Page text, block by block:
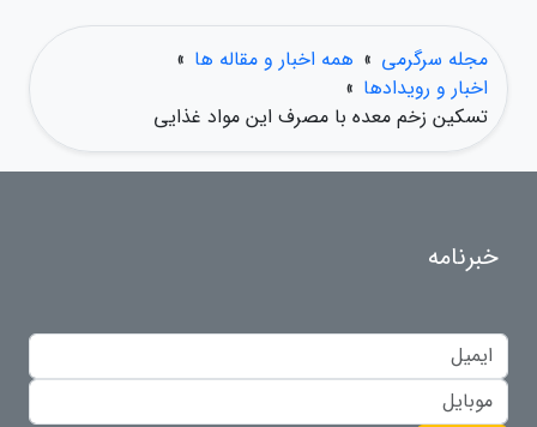
مجله سرگرمی » همه اخبار و مقاله ها »
اخبار و رویدادها »
تسکین زخم معده با مصرف این مواد غذایی
خبرنامه